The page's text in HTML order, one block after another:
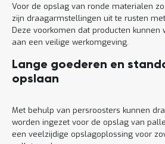
Voor de opslag van ronde materialen
zijn draagarmstellingen uit te rusten
Deze voorkomen dat producten kunnen
aan een veilige werkomgeving.
Lange goederen en
opslaan
Met behulp van persroosters kunnen
worden ingezet voor de opslag van
een veelzijdige opslagoplossing voor